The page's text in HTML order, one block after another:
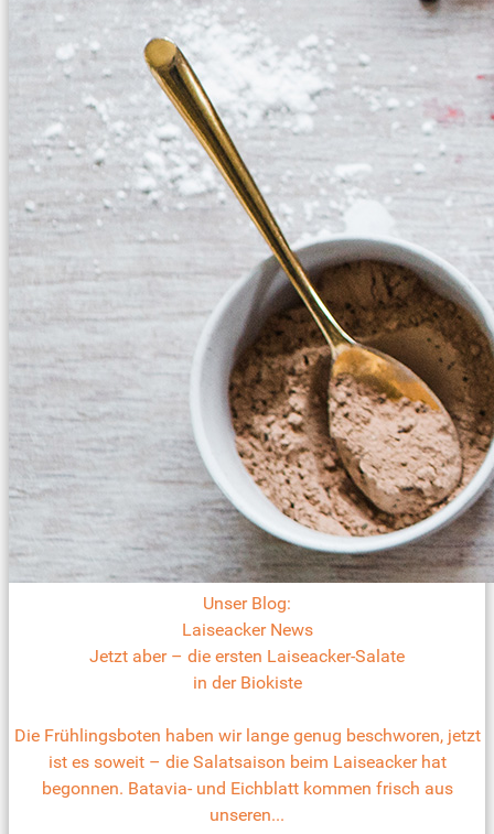
Unser Blog:
Laiseacker News
Jetzt aber – die ersten Laiseacker-Salate
in der Biokiste
Die Frühlingsboten haben wir lange genug beschworen, jetzt
ist es soweit – die Salatsaison beim Laiseacker hat
begonnen. Batavia- und Eichblatt kommen frisch aus
unseren...